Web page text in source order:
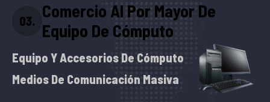
03. Comercio Al Por Mayor De
Equipo De Cómputo
Equipo Y Accesorios De Cómputo
Medios De Comunicación Masiva